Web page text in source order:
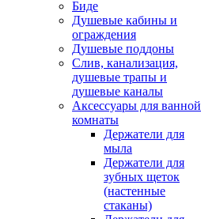
Биде
Душевые кабины и
ограждения
Душевые поддоны
Слив, канализация,
душевые трапы и
душевые каналы
Аксессуары для ванной
комнаты
Держатели для
мыла
Держатели для
зубных щеток
(настенные
стаканы)